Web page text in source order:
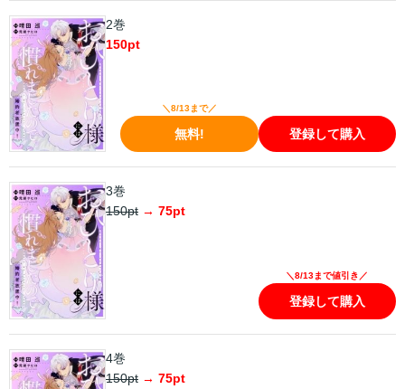
2巻
150pt
＼8/13まで／
無料! 登録して購入
3巻
150pt → 75pt
＼8/13まで値引き／
登録して購入
4巻
150pt → 75pt